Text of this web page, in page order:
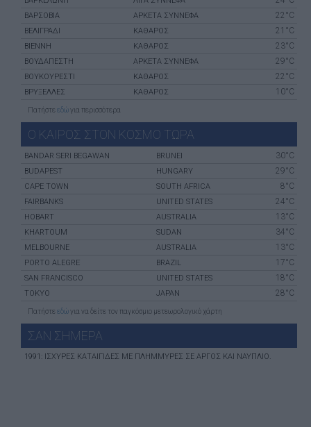
ΒΑΡΣΟΒΊΑ ΑΡΚΕΤΑ ΣΥΝΝΕΦΑ 22°C
ΒΕΛΙΓΡΆΔΙ ΚΑΘΑΡΟΣ 21°C
ΒΙΈΝΝΗ ΚΑΘΑΡΟΣ 23°C
ΒΟΥΔΑΠΈΣΤΗ ΑΡΚΕΤΑ ΣΥΝΝΕΦΑ 29°C
ΒΟΥΚΟΥΡΈΣΤΙ ΚΑΘΑΡΟΣ 22°C
ΒΡΥΞΈΛΛΕΣ ΚΑΘΑΡΟΣ 10°C
Πατήστε εδώγια περισσότερα
Ο ΚΑΙΡΟΣ ΣΤΟΝ ΚΟΣΜΟ ΤΩΡΑ
BANDAR SERI BEGAWAN BRUNEI 30°C
BUDAPEST HUNGARY 29°C
CAPE TOWN SOUTH AFRICA 8°C
FAIRBANKS UNITED STATES 24°C
HOBART AUSTRALIA 13°C
KHARTOUM SUDAN 34°C
MELBOURNE AUSTRALIA 13°C
PORTO ALEGRE BRAZIL 17°C
SAN FRANCISCO UNITED STATES 18°C
TOKYO JAPAN 28°C
Πατήστε εδώγια να δείτε τον παγκόσμιο μετεωρολογικό χάρτη
ΣΑΝ ΣHΜΕΡΑ
1991: ΙΣΧΥΡΈΣ ΚΑΤΑΙΓΊΔΕΣ ΜΕ ΠΛΗΜΜΎΡΕΣ ΣΕ ΑΡΓΟΣ ΚΑΙ ΝΑΎΠΛΙΟ.